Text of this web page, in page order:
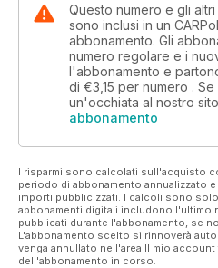
Questo numero e gli
sono inclusi in un
abbonamento. Gli
numero regolare e i
l'abbonamento e
di €3,15 per numero .
un'occhiata al nostro
abbonamento
I risparmi sono calcolati sull'acquisto
periodo di abbonamento annualizzato
importi pubblicizzati. I calcoli sono
abbonamenti digitali includono l'ultimo
pubblicati durante l'abbonamento, se
L'abbonamento scelto si rinnoverà
venga annullato nell'area Il mio
dell'abbonamento in corso.